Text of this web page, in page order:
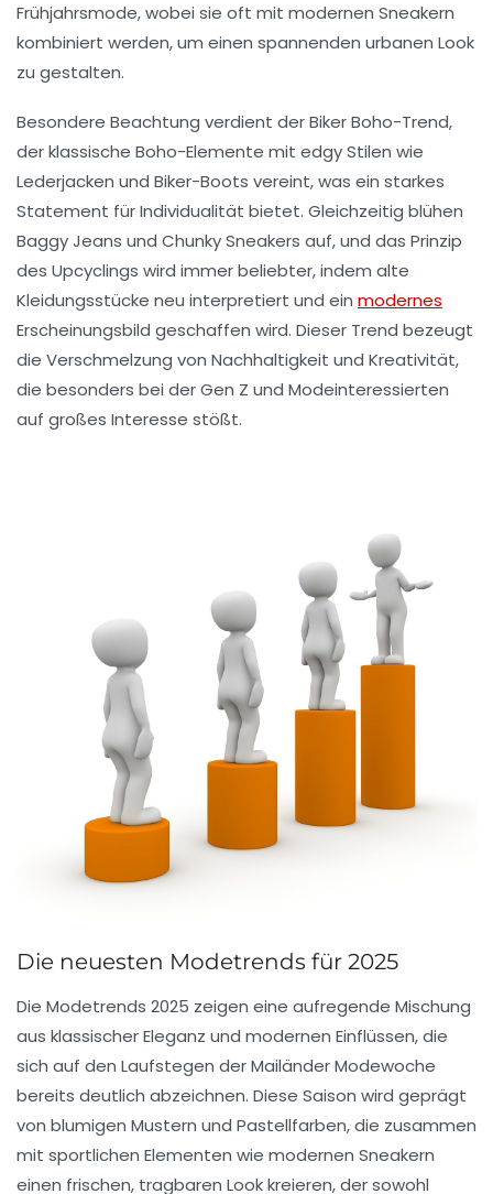
Frühjahrsmode, wobei sie oft mit modernen Sneakern
kombiniert werden, um einen spannenden urbanen Look
zu gestalten.
Besondere Beachtung verdient derBiker Boho-Trend,
der klassische Boho-Elemente mit edgy Stilen wie
Lederjacken und Biker-Boots vereint, was ein starkes
Statement fürIndividualität bietet. Gleichzeitig blühen
Baggy Jeans und Chunky Sneakers auf, und das Prinzip
des Upcyclings wird immer beliebter, indem alte
Kleidungsstücke neu interpretiert und ein modernes
Erscheinungsbild geschaffen wird. Dieser Trend bezeugt
die Verschmelzung von Nachhaltigkeit und Kreativität,
die besonders bei derGen Z und Modeinteressierten
auf großes Interesse stößt.
Die neuesten Modetrends für 2025
Die Modetrends 2025 zeigen eine aufregende Mischung
aus klassischer Eleganz und modernen Einflüssen, die
sich auf den Laufstegen derMailänder Modewoche
bereits deutlich abzeichnen. Diese Saison wird geprägt
von blumigen Mustern und Pastellfarben, die zusammen
mit sportlichen Elementen wie modernen Sneakern
einen frischen, tragbaren Look kreieren, der sowohl